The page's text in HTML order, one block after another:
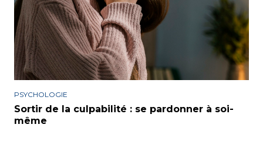
PSYCHOLOGIE
Sortir de la culpabilité : se pardonner à soi-
même